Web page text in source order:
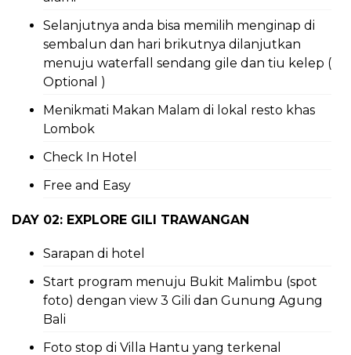
Selanjutnya anda bisa memilih menginap di
sembalun dan hari brikutnya dilanjutkan
menuju waterfall sendang gile dan tiu kelep (
Optional )
Menikmati Makan Malam di lokal resto khas
Lombok
Check In Hotel
Free and Easy
DAY 02: EXPLORE GILI TRAWANGAN
Sarapan di hotel
Start program menuju Bukit Malimbu (spot
foto) dengan view 3 Gili dan Gunung Agung
Bali
Foto stop di Villa Hantu yang terkenal